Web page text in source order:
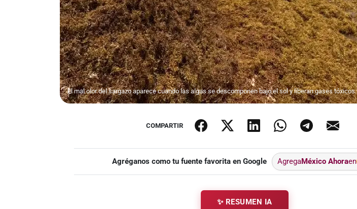
El mal olor del sargazo aparece cuando las algas se descomponen bajo el sol y liberan gases tóxicos.
COMPARTIR
Agréganos como tu fuente favorita en Google AgregaMéxico Ahoraen
✨ RESUMEN IA